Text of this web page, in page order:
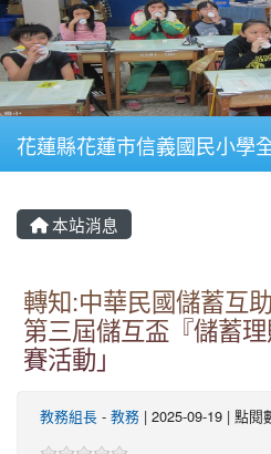
花蓮縣花蓮市信義國民小學
本站消息
轉知:中華民國儲蓄互
第三屆儲互盃『儲蓄
賽活動」
教務組長 - 教務 | 2025-09-19 | 點閱